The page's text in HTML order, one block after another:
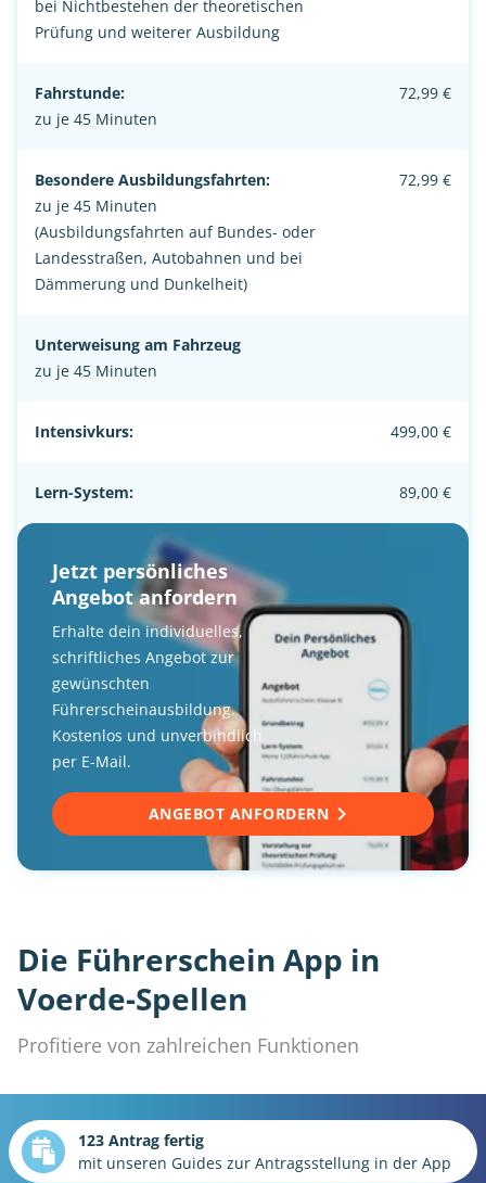
bei Nichtbestehen der theoretischen
Prüfung und weiterer Ausbildung
Fahrstunde:
zu je 45 Minuten
72,99 €
Besondere Ausbildungsfahrten:
zu je 45 Minuten
(Ausbildungsfahrten auf Bundes- oder
Landesstraßen, Autobahnen und bei
Dämmerung und Dunkelheit)
72,99 €
Unterweisung am Fahrzeug
zu je 45 Minuten
Intensivkurs: 499,00 €
Lern-System: 89,00 €
Jetzt persönliches
Angebot anfordern
Erhalte dein individuelles,
schriftliches Angebot zur
gewünschten
Führerscheinausbildung.
Kostenlos und unverbindlich
per E-Mail.
ANGEBOT ANFORDERN
Die Führerschein App in
Voerde-Spellen
Profitiere von zahlreichen Funktionen
123 Antrag fertig
mit unseren Guides zur Antragsstellung in der App